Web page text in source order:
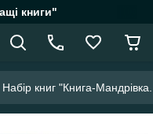
книги"
Набір книг "Книга-